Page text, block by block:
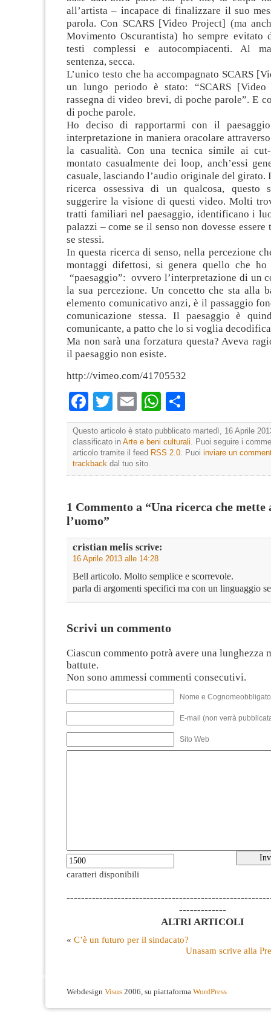
all’artista – incapace di finalizzare il suo
parola. Con SCARS [Video Project] (ma
Movimento Oscurantista) ho sempre evitato
testi complessi e autocompiacenti. Al
sentenza, secca.
L’unico testo che ha accompagnato SCARS
un lungo periodo è stato: “SCARS
rassegna di video brevi, di poche parole”. E
di poche parole.
Ho deciso di rapportarmi con il
interpretazione in maniera oracolare
la casualità. Con una tecnica simile ai
montato casualmente dei loop, anch’essi
casuale, lasciando l’audio originale del girato.
ricerca ossessiva di un qualcosa, questo
suggerire la visione di questi video. Molti
tratti familiari nel paesaggio, identificano i
palazzi – come se il senso non dovesse essere
se stessi.
In questa ricerca di senso, nella percezione
montaggi difettosi, si genera quello che
“paesaggio”: ovvero l’interpretazione di un
la sua percezione. Un concetto che sta alla
elemento comunicativo anzi, è il passaggio
comunicazione stessa. Il paesaggio è
comunicante, a patto che lo si voglia
Ma non sarà una forzatura questa? Aveva
il paesaggio non esiste.
http://vimeo.com/41705532
Facebook
TwitterEmailWhatsApp
Questo articolo è stato pubblicato martedì, 16 Aprile
classificato in Arte e beni culturali. Puoi seguire i
articolo tramite il feed RSS 2.0. Puoi inviare un
trackback dal tuo sito.
1 Commento a “Una ricerca che mette
l’uomo”
cristian melis scrive:
16 Aprile 2013 alle 14:28
Bell articolo. Molto semplice e scorrevole.
parla di argomenti specifici ma con un linguaggio
Scrivi un commento
Ciascun commento potrà avere una lunghezza
battute.
Non sono ammessi commenti consecutivi.
Nome e
E-mail (non verrà
Sito Web
caratteri disponibili
-------------
ALTRI ARTICOLI
« C’è un futuro per il sindacato?
Unasam scrive alla
Webdesign Visus 2006, su piattaforma WordPress